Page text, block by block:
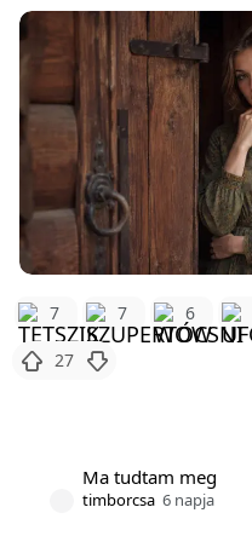
7 7 6
27
Ma tudtam meg
timborcsa 6 napja